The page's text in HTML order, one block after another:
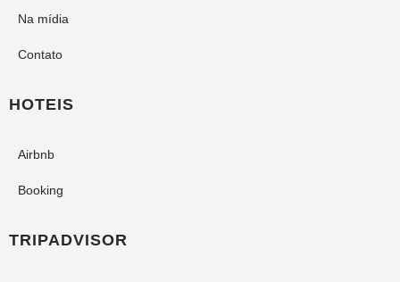
Na mídia
Contato
HOTEIS
Airbnb
Booking
TRIPADVISOR